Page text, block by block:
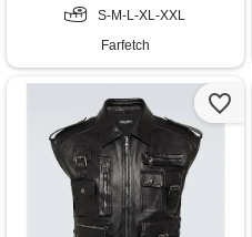
S-M-L-XL-XXL
Farfetch